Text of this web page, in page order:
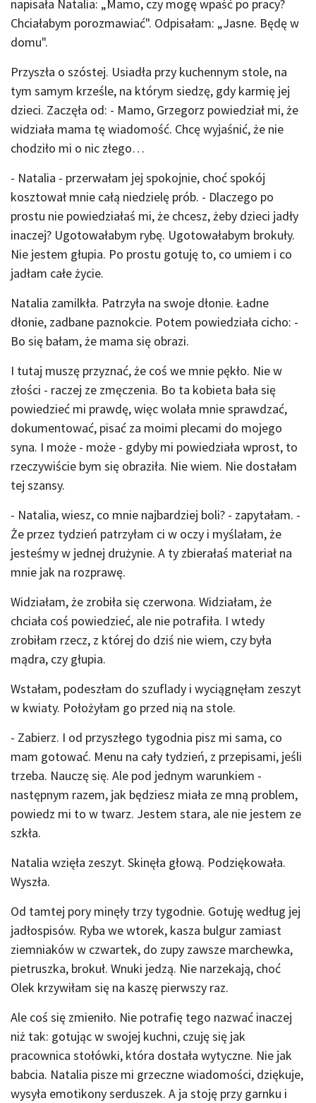
napisała Natalia: „Mamo, czy mogę wpaść po pracy?
Chciałabym porozmawiać". Odpisałam: „Jasne. Będę w
domu".
Przyszła o szóstej. Usiadła przy kuchennym stole, na
tym samym krześle, na którym siedzę, gdy karmię jej
dzieci. Zaczęła od: - Mamo, Grzegorz powiedział mi, że
widziała mama tę wiadomość. Chcę wyjaśnić, że nie
chodziło mi o nic złego…
- Natalia - przerwałam jej spokojnie, choć spokój
kosztował mnie całą niedzielę prób. - Dlaczego po
prostu nie powiedziałaś mi, że chcesz, żeby dzieci jadły
inaczej? Ugotowałabym rybę. Ugotowałabym brokuły.
Nie jestem głupia. Po prostu gotuję to, co umiem i co
jadłam całe życie.
Natalia zamilkła. Patrzyła na swoje dłonie. Ładne
dłonie, zadbane paznokcie. Potem powiedziała cicho: -
Bo się bałam, że mama się obrazi.
I tutaj muszę przyznać, że coś we mnie pękło. Nie w
złości - raczej ze zmęczenia. Bo ta kobieta bała się
powiedzieć mi prawdę, więc wolała mnie sprawdzać,
dokumentować, pisać za moimi plecami do mojego
syna. I może - może - gdyby mi powiedziała wprost, to
rzeczywiście bym się obraziła. Nie wiem. Nie dostałam
tej szansy.
- Natalia, wiesz, co mnie najbardziej boli? - zapytałam. -
Że przez tydzień patrzyłam ci w oczy i myślałam, że
jesteśmy w jednej drużynie. A ty zbierałaś materiał na
mnie jak na rozprawę.
Widziałam, że zrobiła się czerwona. Widziałam, że
chciała coś powiedzieć, ale nie potrafiła. I wtedy
zrobiłam rzecz, z której do dziś nie wiem, czy była
mądra, czy głupia.
Wstałam, podeszłam do szuflady i wyciągnęłam zeszyt
w kwiaty. Położyłam go przed nią na stole.
- Zabierz. I od przyszłego tygodnia pisz mi sama, co
mam gotować. Menu na cały tydzień, z przepisami, jeśli
trzeba. Nauczę się. Ale pod jednym warunkiem -
następnym razem, jak będziesz miała ze mną problem,
powiedz mi to w twarz. Jestem stara, ale nie jestem ze
szkła.
Natalia wzięła zeszyt. Skinęła głową. Podziękowała.
Wyszła.
Od tamtej pory minęły trzy tygodnie. Gotuję według jej
jadłospisów. Ryba we wtorek, kasza bulgur zamiast
ziemniaków w czwartek, do zupy zawsze marchewka,
pietruszka, brokuł. Wnuki jedzą. Nie narzekają, choć
Olek krzywiłam się na kaszę pierwszy raz.
Ale coś się zmieniło. Nie potrafię tego nazwać inaczej
niż tak: gotując w swojej kuchni, czuję się jak
pracownica stołówki, która dostała wytyczne. Nie jak
babcia. Natalia pisze mi grzeczne wiadomości, dziękuje,
wysyła emotikony serduszek. A ja stoję przy garnku i